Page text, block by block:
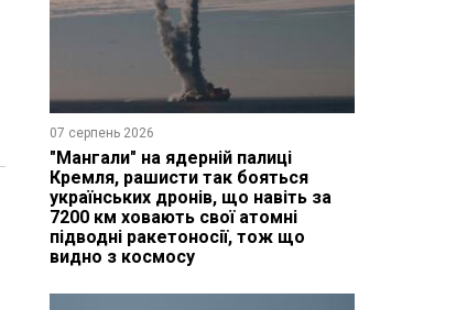
07 серпень 2026
"Мангали" на ядерній палиці
Кремля, рашисти так бояться
українських дронів, що навіть за
7200 км ховають свої атомні
підводні ракетоносії, тож що
видно з космосу